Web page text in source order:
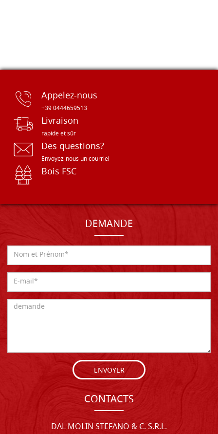
Appelez-nous
+39 0444659513
Livraison
rapide et sûr
Des questions?
Envoyez-nous un courriel
Bois FSC
DEMANDE
ENVOYER
CONTACTS
DAL MOLIN STEFANO & C. S.R.L.